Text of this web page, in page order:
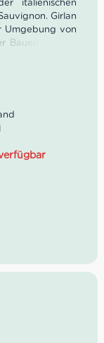
italienischen
Girlan
Umgebung von
Bauernhof aus
optimale
Heute sind
Kellermeister